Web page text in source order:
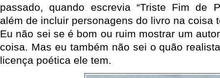
passado, quando escrevia “Triste Fim de
além de incluir personagens do livro na coisa
Eu não sei se é bom ou ruim mostrar um
coisa. Mas eu também não sei o quão
licença poética ele tem.